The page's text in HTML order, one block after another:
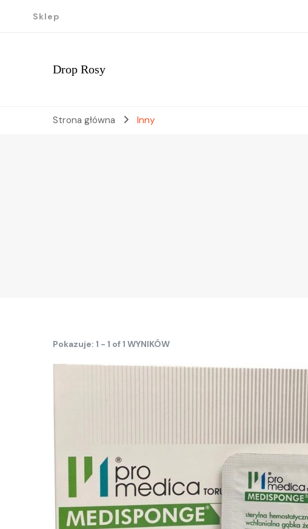
Sklep
Drop Rosy
Strona główna Inny
Pokazuje: 1 - 1 of 1 WYNIKÓW